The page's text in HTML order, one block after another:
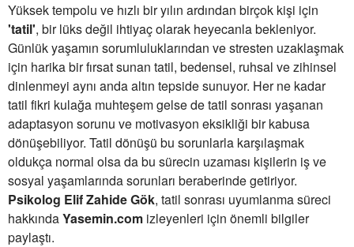
Yüksek tempolu ve hızlı bir yılın ardından birçok kişi için
'tatil', bir lüks değil ihtiyaç olarak heyecanla bekleniyor.
Günlük yaşamın sorumluluklarından ve stresten uzaklaşmak
için harika bir fırsat sunan tatil, bedensel, ruhsal ve zihinsel
dinlenmeyi aynı anda altın tepside sunuyor. Her ne kadar
tatil fikri kulağa muhteşem gelse de tatil sonrası yaşanan
adaptasyon sorunu ve motivasyon eksikliği bir kabusa
dönüşebiliyor. Tatil dönüşü bu sorunlarla karşılaşmak
oldukça normal olsa da bu sürecin uzaması kişilerin iş ve
sosyal yaşamlarında sorunları beraberinde getiriyor.
Psikolog Elif Zahide Gök, tatil sonrası uyumlanma süreci
hakkındaYasemin.com izleyenleri için önemli bilgiler
paylaştı.